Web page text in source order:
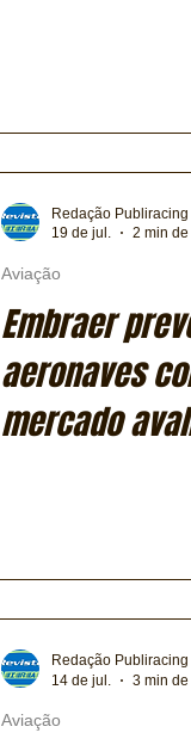
Embraer
aeronaves
mercado
Aviação
Redação Publiracing
19 de jul.
2 min
Aviação
Redação Publiracing
14 de jul.
3 min